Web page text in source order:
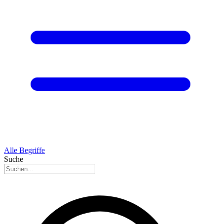
Alle Begriffe
Suche